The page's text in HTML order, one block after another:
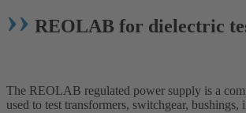
›› REOLAB for dielectric
The REOLAB regulated power supply is a
used to test transformers, switchgear,